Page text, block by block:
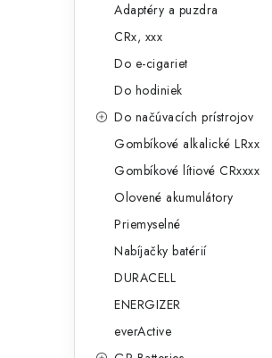
Adaptéry a puzdra
CRx, xxx
Do e-cigariet
Do hodiniek
Do načúvacích prístrojov
Gombíkové alkalické LRxx
Gombíkové lítiové CRxxxx
Olovené akumulátory
Priemyselné
Nabíjačky batérií
DURACELL
ENERGIZER
everActive